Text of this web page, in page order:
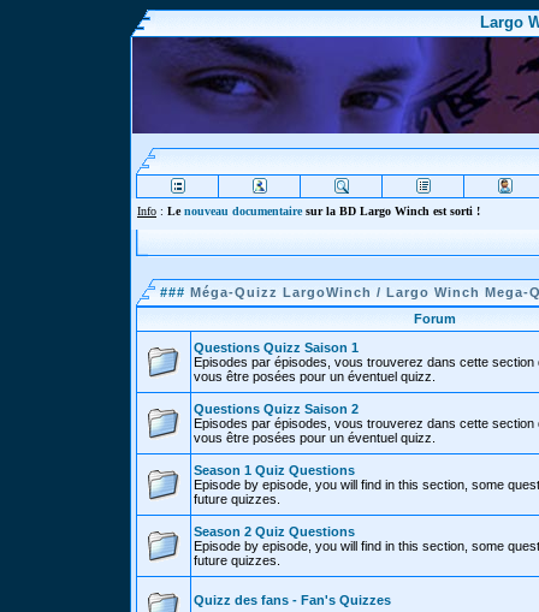
Largo
Info : Lenouveau documentairesur la BD Largo Winch est sorti !
### Méga-Quizz LargoWinch / Largo Winch Mega-
Forum
Questions Quizz Saison 1
Episodes par épisodes, vous trouverez dans cette
vous être posées pour un éventuel quizz.
Questions Quizz Saison 2
Episodes par épisodes, vous trouverez dans cette
vous être posées pour un éventuel quizz.
Season 1 Quiz Questions
Episode by episode, you will find in this section, some
future quizzes.
Season 2 Quiz Questions
Episode by episode, you will find in this section, some
future quizzes.
Quizz des fans - Fan's Quizzes